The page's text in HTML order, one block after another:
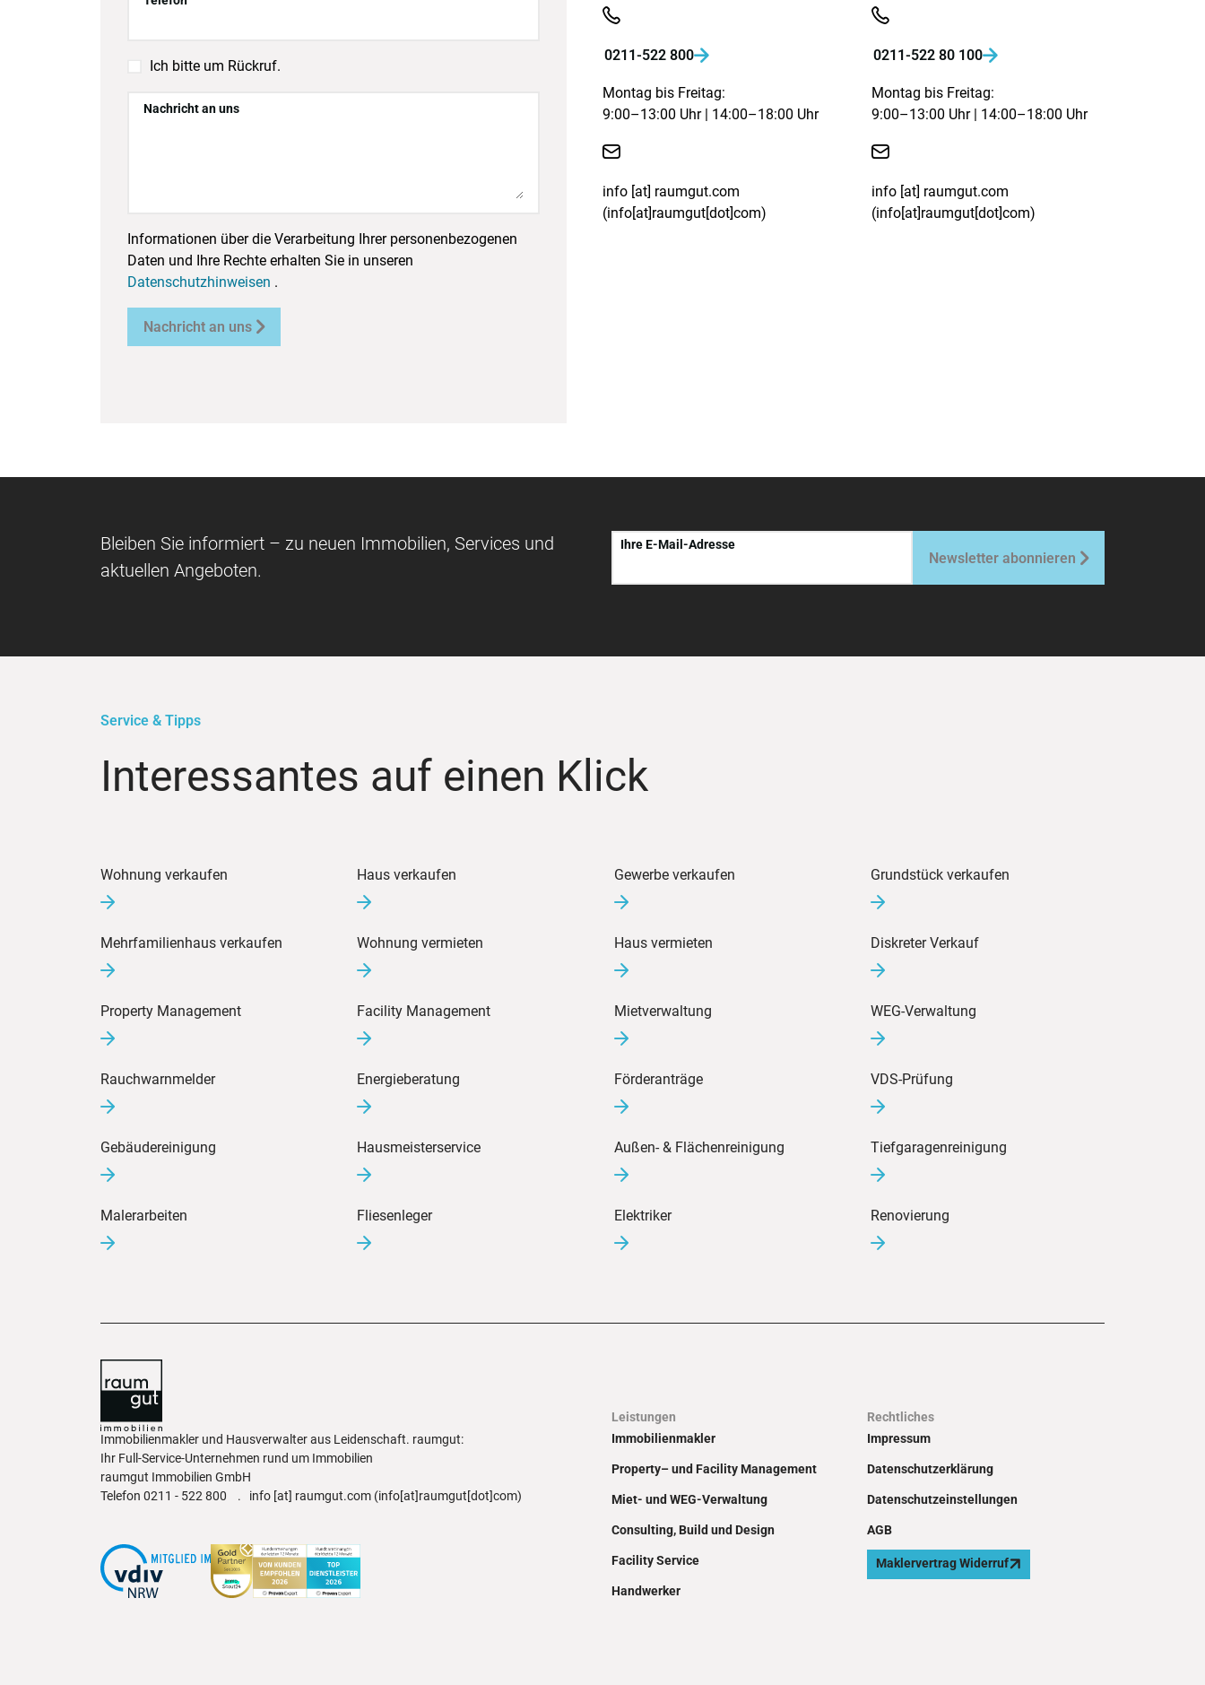
Ich bitte um Rückruf.
Nachricht an uns
Informationen über die Verarbeitung Ihrer personenbezogenen
Daten und Ihre Rechte erhalten Sie in unseren
Datenschutzhinweisen .
Nachricht an uns 

0211-522 800
Montag bis Freitag:
9:00–13:00 Uhr | 14:00–18:00 Uhr

info [at] raumgut.com
(info[at]raumgut[dot]com)

0211-522 80 100
Montag bis Freitag:
9:00–13:00 Uhr | 14:00–18:00 Uhr

info [at] raumgut.com
(info[at]raumgut[dot]com)
Bleiben Sie informiert – zu neuen Immobilien, Services und
aktuellen Angeboten.
Ihre E-Mail-Adresse
Newsletter abonnieren 
Service & Tipps
Interessantes auf einen Klick
Wohnung verkaufen Haus verkaufen Gewerbe verkaufen Grundstück verkaufen
Mehrfamilienhaus verkaufen Wohnung vermieten Haus vermieten Diskreter Verkauf
Property Management Facility Management Mietverwaltung WEG-Verwaltung
Rauchwarnmelder Energieberatung Förderanträge VDS-Prüfung
Gebäudereinigung Hausmeisterservice Außen- & Flächenreinigung Tiefgaragenreinigung
Malerarbeiten Fliesenleger Elektriker Renovierung
Immobilienmakler und Hausverwalter aus Leidenschaft. raumgut:
Ihr Full-Service-Unternehmen rund um Immobilien
raumgut Immobilien GmbH
Telefon 0211 - 522 800 . info [at] raumgut.com (info[at]raumgut[dot]com)
Leistungen
Immobilienmakler
Property– und Facility Management
Miet- und WEG-Verwaltung
Consulting, Build und Design
Facility Service
Handwerker
Rechtliches
Impressum
Datenschutzerklärung
Datenschutzeinstellungen
AGB
Maklervertrag Widerruf